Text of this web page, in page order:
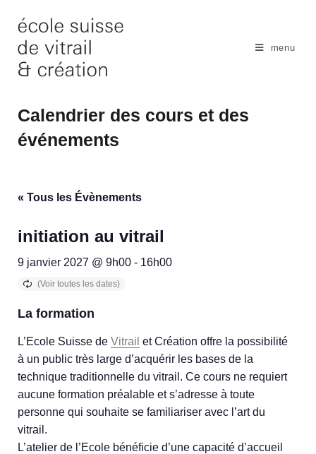
content
menu
Calendrier des cours et des
événements
« Tous les Évènements
initiation au vitrail
9 janvier 2027 @ 9h00 - 16h00
La formation
L’Ecole Suisse de Vitrail et Création offre la possibilité
à un public très large d’acquérir les bases de la
technique traditionnelle du vitrail. Ce cours ne requiert
aucune formation préalable et s’adresse à toute
personne qui souhaite se familiariser avec l’art du
vitrail.
L’atelier de l’Ecole bénéficie d’une capacité d’accueil